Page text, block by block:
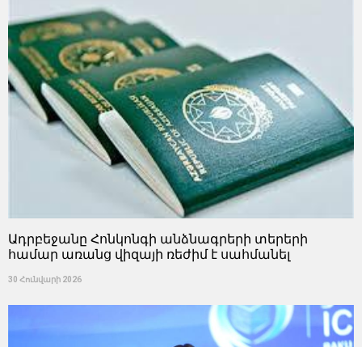
Ադրբեջանը Հոնկոնգի անձնագրերի տերերի
համար առանց վիզայի ռեժիմ է սահմանել
30 Հունվարի 2026